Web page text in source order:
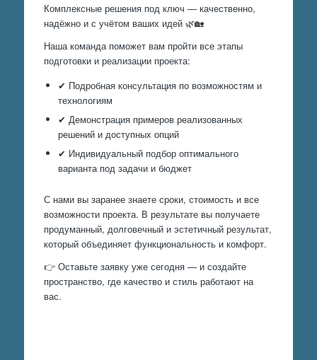
Комплексные решения под ключ — качественно,
надёжно и с учётом ваших идей 🌿🏡
Наша команда поможет вам пройти все этапы
подготовки и реализации проекта:
✔ Подробная консультация по возможностям и
технологиям
✔ Демонстрация примеров реализованных
решений и доступных опций
✔ Индивидуальный подбор оптимального
варианта под задачи и бюджет
С нами вы заранее знаете сроки, стоимость и все
возможности проекта. В результате вы получаете
продуманный, долговечный и эстетичный результат,
который объединяет функциональность и комфорт.
👉 Оставьте заявку уже сегодня — и создайте
пространство, где качество и стиль работают на
вас.